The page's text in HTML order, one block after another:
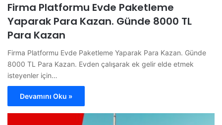
Firma Platformu Evde Paketleme
Yaparak Para Kazan. Günde 8000 TL
Para Kazan
Firma Platformu Evde Paketleme Yaparak Para Kazan. Günde
8000 TL Para Kazan. Evden çalışarak ek gelir elde etmek
isteyenler için…
Devamını Oku »